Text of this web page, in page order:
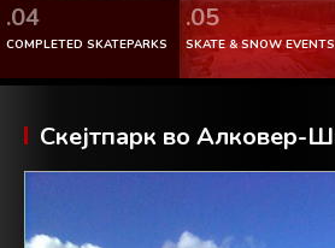
.04
COMPLETED SKATEPARKS
.05
SKATE & SNOW EVENTS
Скејтпарк во Алковер-